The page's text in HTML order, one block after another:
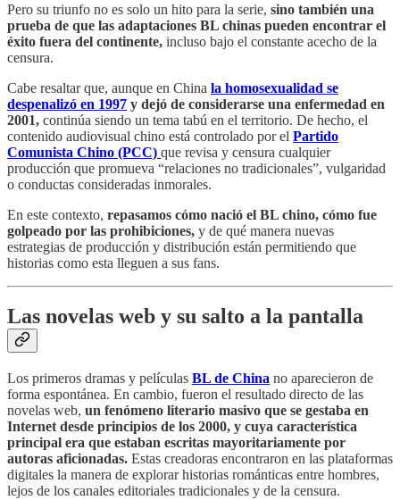
Pero su triunfo no es solo un hito para la serie, sino también una
prueba de que las adaptaciones BL chinas pueden encontrar el
éxito fuera del continente, incluso bajo el constante acecho de la
censura.
Cabe resaltar que, aunque en China la homosexualidad se
despenalizó en 1997 y dejó de considerarse una enfermedad en
2001, continúa siendo un tema tabú en el territorio. De hecho, el
contenido audiovisual chino está controlado por el Partido
Comunista Chino (PCC) que revisa y censura cualquier
producción que promueva “relaciones no tradicionales”, vulgaridad
o conductas consideradas inmorales.
En este contexto, repasamos cómo nació el BL chino, cómo fue
golpeado por las prohibiciones, y de qué manera nuevas
estrategias de producción y distribución están permitiendo que
historias como esta lleguen a sus fans.
Las novelas web y su salto a la pantalla
Los primeros dramas y películas BL de China no aparecieron de
forma espontánea. En cambio, fueron el resultado directo de las
novelas web, un fenómeno literario masivo que se gestaba en
Internet desde principios de los 2000, y cuya característica
principal era que estaban escritas mayoritariamente por
autoras aficionadas. Estas creadoras encontraron en las plataformas
digitales la manera de explorar historias románticas entre hombres,
lejos de los canales editoriales tradicionales y de la censura.